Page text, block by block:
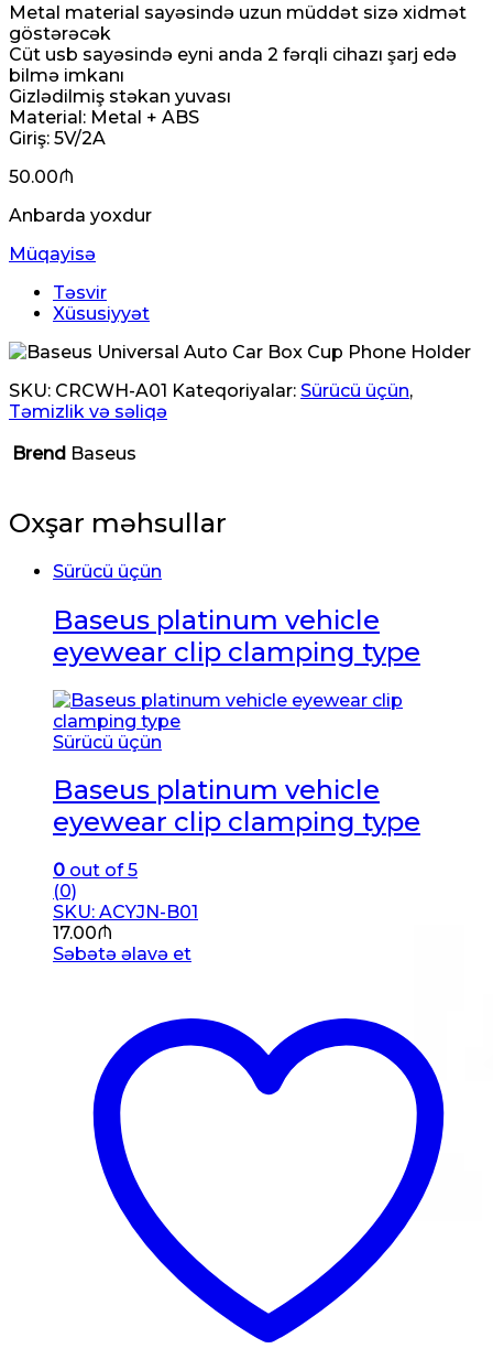
Metal material sayəsində uzun müddət sizə xidmət
göstərəcək
Cüt usb sayəsində eyni anda 2 fərqli cihazı şarj edə
bilmə imkanı
Gizlədilmiş stəkan yuvası
Material: Metal + ABS
Giriş: 5V/2A
50.00₼
Anbarda yoxdur
Müqayisə
Təsvir
Xüsusiyyət
SKU: CRCWH-A01 Kateqoriyalar: Sürücü üçün,
Təmizlik və səliqə
Brend Baseus
Oxşar məhsullar
Sürücü üçün
Baseus platinum vehicle
eyewear clip clamping type
Sürücü üçün
Baseus platinum vehicle
eyewear clip clamping type
0 out of 5
(0)
SKU: ACYJN-B01
17.00₼
Səbətə əlavə et